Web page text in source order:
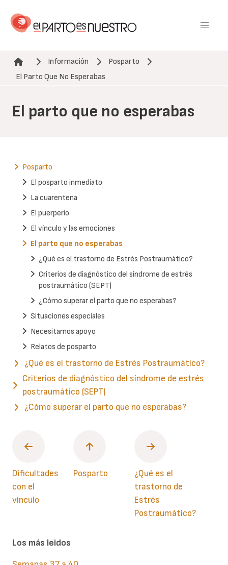
contenido
Ruta de navegación
Información
Posparto
El Parto Que No Esperabas
El parto que no esperabas
¿Qué es el trastorno de Estrés Postraumático?
Criterios de diagnóstico del síndrome de estrés
postraumático (SEPT)
¿Cómo superar el parto que no esperabas?
Dificultades
con el
vínculo
Posparto
¿Qué es el
trastorno de
Estrés
Postraumático?
Posparto
El posparto inmediato
La cuarentena
El puerperio
El vínculo y las emociones
El parto que no esperabas
¿Qué es el trastorno de Estrés Postraumático?
Criterios de diagnóstico del síndrome de estrés
postraumático (SEPT)
¿Cómo superar el parto que no esperabas?
Situaciones especiales
Necesitamos apoyo
Relatos de posparto
Los más leidos